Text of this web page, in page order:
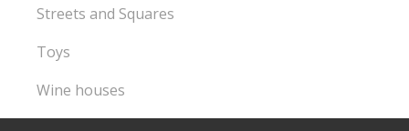
Streets and Squares
Toys
Wine houses